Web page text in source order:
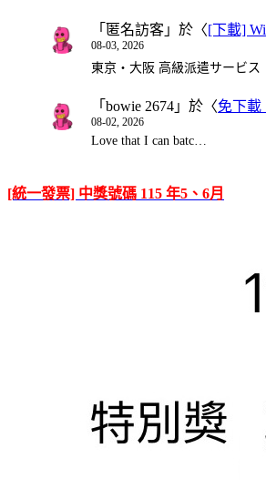
「 匿名訪客 」於〈[下載]
08-03, 2026
東京・大阪 高級派遣サービ
「 bowie 2674 」於〈免下載
08-02, 2026
Love that I can batc…
[統一發票] 中獎號碼 115 年5、6月